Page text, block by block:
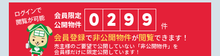
会員限定
公開物件
0 2 9 9 件
会員登録で非公開物件が閲覧できます！
売主様のご要望で公開していない「非公開物件」を
会員様だけに限定公開しています！